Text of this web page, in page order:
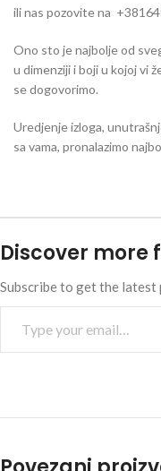
ili nas pozovite na
Ono sto je najbolje od
u dimenziji i boji u kojoj vi
se dogovorimo.
Uredjenje izloga,
sa vama, pronalazimo
Discover more
Subscribe to get the